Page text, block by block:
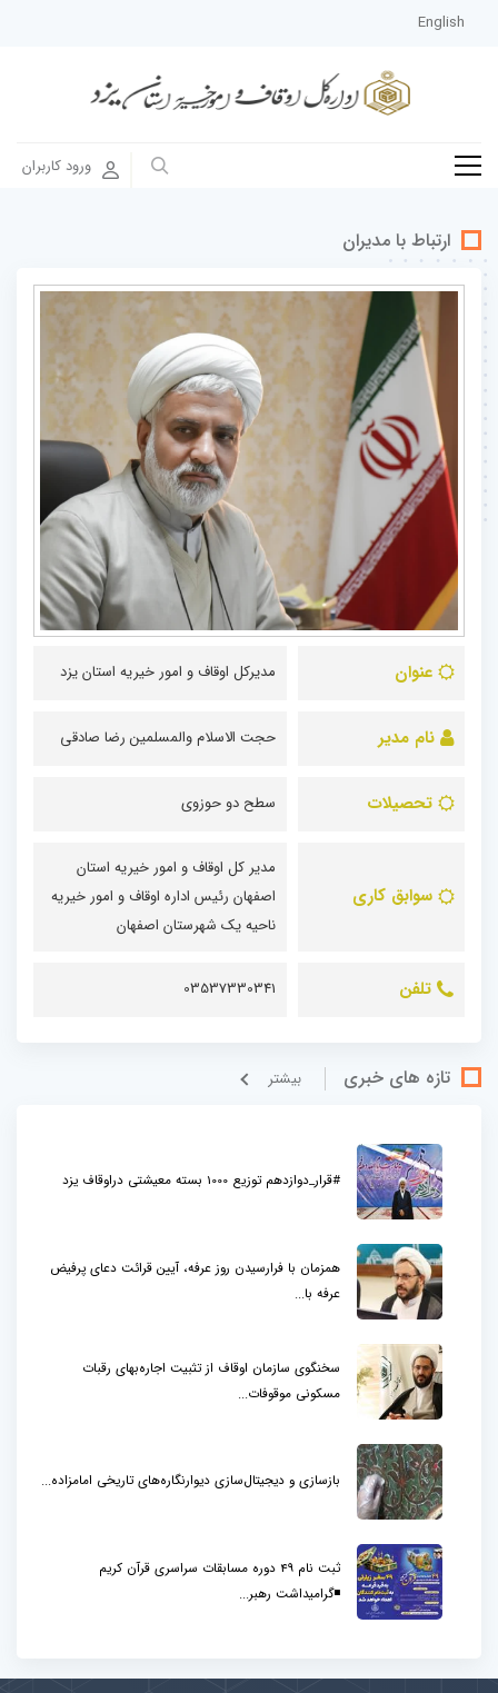
English
ورود کاربران
ارتباط با مدیران
عنوان مدیرکل اوقاف و امور خیریه استان یزد
نام مدیر حجت الاسلام والمسلمین رضا صادقی
تحصیلات سطح دو حوزوی
سوابق کاری
مدیر کل اوقاف و امور خیریه استان
اصفهان رئیس اداره اوقاف و امور خیریه
ناحیه یک شهرستان اصفهان
تلفن 03537330341
تازه های خبری بيشتر
#قرار_دوازدهم توزیع 1000 بسته معیشتی دراوقاف یزد
همزمان با فرارسیدن روز عرفه، آیین قرائت دعای پرفیض
عرفه با...
سخنگوی سازمان اوقاف از تثبیت اجاره‌بهای رقبات
مسکونی موقوفات...
بازسازی و دیجیتال‌سازی دیوارنگاره‌های تاریخی امامزاده...
ثبت نام 49 دوره مسابقات سراسری قرآن کریم
◾️گرامیداشت رهبر...